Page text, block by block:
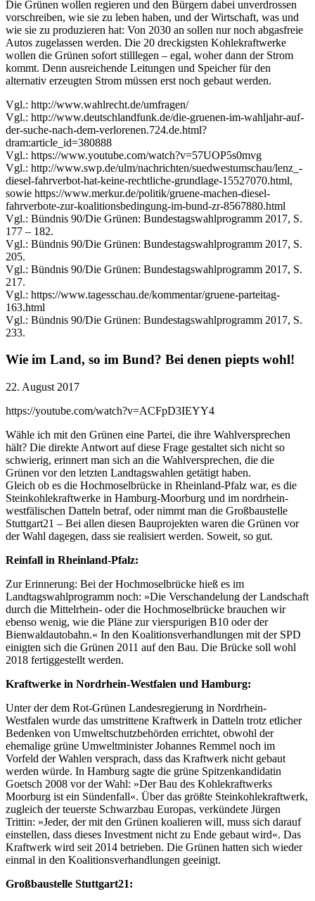
Die Grünen wollen regieren und den Bürgern dabei unverdrossen
vorschreiben, wie sie zu leben haben, und der Wirtschaft, was und
wie sie zu produzieren hat: Von 2030 an sollen nur noch abgasfreie
Autos zugelassen werden. Die 20 dreckigsten Kohlekraftwerke
wollen die Grünen sofort stilllegen – egal, woher dann der Strom
kommt. Denn ausreichende Leitungen und Speicher für den
alternativ erzeugten Strom müssen erst noch gebaut werden.
Vgl.: http://www.wahlrecht.de/umfragen/
Vgl.: http://www.deutschlandfunk.de/die-gruenen-im-wahljahr-auf-
der-suche-nach-dem-verlorenen.724.de.html?
dram:article_id=380888
Vgl.: https://www.youtube.com/watch?v=57UOP5s0mvg
Vgl.: http://www.swp.de/ulm/nachrichten/suedwestumschau/lenz_-
diesel-fahrverbot-hat-keine-rechtliche-grundlage-15527070.html,
sowie https://www.merkur.de/politik/gruene-machen-diesel-
fahrverbote-zur-koalitionsbedingung-im-bund-zr-8567880.html
Vgl.: Bündnis 90/Die Grünen: Bundestagswahlprogramm 2017, S.
177 – 182.
Vgl.: Bündnis 90/Die Grünen: Bundestagswahlprogramm 2017, S.
205.
Vgl.: Bündnis 90/Die Grünen: Bundestagswahlprogramm 2017, S.
217.
Vgl.: https://www.tagesschau.de/kommentar/gruene-parteitag-
163.html
Vgl.: Bündnis 90/Die Grünen: Bundestagswahlprogramm 2017, S.
233.
Wie im Land, so im Bund? Bei denen piepts wohl!
22. August 2017
https://youtube.com/watch?v=ACFpD3IEYY4
Wähle ich mit den Grünen eine Partei, die ihre Wahlversprechen
hält? Die direkte Antwort auf diese Frage gestaltet sich nicht so
schwierig, erinnert man sich an die Wahlversprechen, die die
Grünen vor den letzten Landtagswahlen getätigt haben.
Gleich ob es die Hochmoselbrücke in Rheinland-Pfalz war, es die
Steinkohlekraftwerke in Hamburg-Moorburg und im nordrhein-
westfälischen Datteln betraf, oder nimmt man die Großbaustelle
Stuttgart21 – Bei allen diesen Bauprojekten waren die Grünen vor
der Wahl dagegen, dass sie realisiert werden. Soweit, so gut.
Reinfall in Rheinland-Pfalz:
Zur Erinnerung: Bei der Hochmoselbrücke hieß es im
Landtagswahlprogramm noch: »Die Verschandelung der Landschaft
durch die Mittelrhein- oder die Hochmoselbrücke brauchen wir
ebenso wenig, wie die Pläne zur vierspurigen B10 oder der
Bienwaldautobahn.« In den Koalitionsverhandlungen mit der SPD
einigten sich die Grünen 2011 auf den Bau. Die Brücke soll wohl
2018 fertiggestellt werden.
Kraftwerke in Nordrhein-Westfalen und Hamburg:
Unter der dem Rot-Grünen Landesregierung in Nordrhein-
Westfalen wurde das umstrittene Kraftwerk in Datteln trotz etlicher
Bedenken von Umweltschutzbehörden errichtet, obwohl der
ehemalige grüne Umweltminister Johannes Remmel noch im
Vorfeld der Wahlen versprach, dass das Kraftwerk nicht gebaut
werden würde. In Hamburg sagte die grüne Spitzenkandidatin
Goetsch 2008 vor der Wahl: »Der Bau des Kohlekraftwerks
Moorburg ist ein Sündenfall«. Über das größte Steinkohlekraftwerk,
zugleich der teuerste Schwarzbau Europas, verkündete Jürgen
Trittin: »Jeder, der mit den Grünen koalieren will, muss sich darauf
einstellen, dass dieses Investment nicht zu Ende gebaut wird«. Das
Kraftwerk wird seit 2014 betrieben. Die Grünen hatten sich wieder
einmal in den Koalitionsverhandlungen geeinigt.
Großbaustelle Stuttgart21: